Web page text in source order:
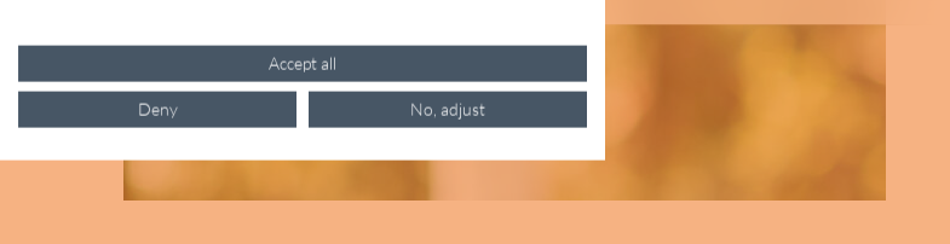
Accept all
Deny No, adjust